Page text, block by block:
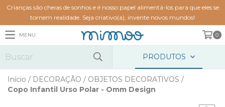
Crianças são cheias de sonhos e é nosso papel alimentá-los para que eles se
tornem realidade. Seja criativo(a), invente novos mundos!
MENU 0
PRODUTOS
Início / DECORAÇÃO / OBJETOS DECORATIVOS /
Copo Infantil Urso Polar - Omm Design